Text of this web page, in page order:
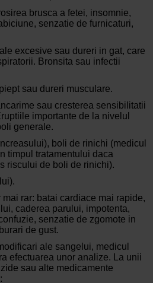
brusca a fetei, insomnie,
senzatie de furnicaturi,
excesive sau dureri in gat, care
Bronsita sau infectii
sau dureri musculare.
sau cresterea sensibilitatii
importante de la nivelul
generale.
boli de rinichi (medicul
timpul tratamentului daca
riscului de boli de rinichi).
rar: batai cardiace mai rapide,
caderea parului, impotenta,
senzatie de zgomote in
de gust.
ale sangelui, medicul
efectuarea unor analize. La unii
sau alte medicamente